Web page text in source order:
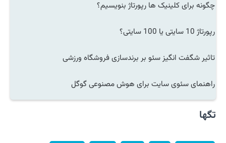
چگونه برای کلینیک ها رپورتاژ بنویسیم؟
رپورتاژ 10 سایتی یا 100 سایتی؟
تاثیر شگفت انگیز سئو بر برندسازی فروشگاه ورزشی
راهنمای سئوی سایت برای هوش مصنوعی گوگل
تگها